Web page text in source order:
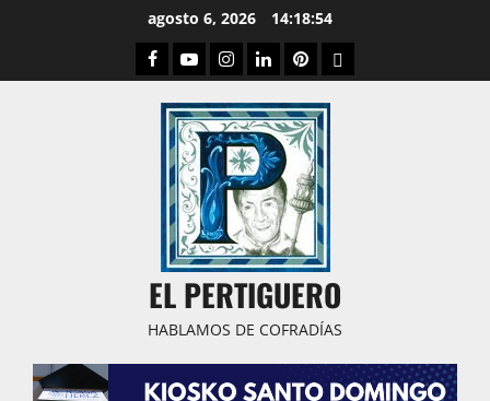
agosto 6, 2026 14:18:55
Facebook
YoutubeInstagram
LinkedPinterestDribbble
EL PERTIGUERO
HABLAMOS DE COFRADÍAS